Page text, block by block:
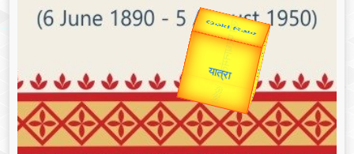
उप प्रधानमंत्री
Valentine's
उपराष्ट्रपति unTV Special